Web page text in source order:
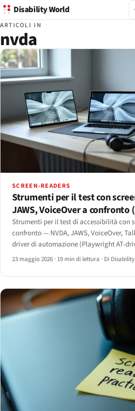
Disability World
ARTICOLI IN
nvda
SCREEN-READERS
Strumenti per il test con
JAWS, VoiceOver a confronto
Strumenti per il test di accessibilità con
confronto — NVDA, JAWS, VoiceOver,
driver di automazione (Playwright AT-
workflow di test nel 2026.
23 maggio 2026 · 19 min di lettura · Di